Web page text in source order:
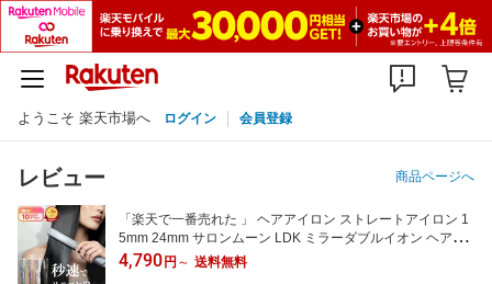
ようこそ 楽天市場へ ログイン 会員登録
レビュー 商品ページへ
「楽天で一番売れた 」 ヘアアイロン ストレートアイロン 1
5mm 24mm サロンムーン LDK ミラーダブルイオン ヘアア
イロン 美容師 おすすめ SALONMOON ヘアーアイロン スト
レートアイロン プレゼント
4,790円 ～ 送料無料